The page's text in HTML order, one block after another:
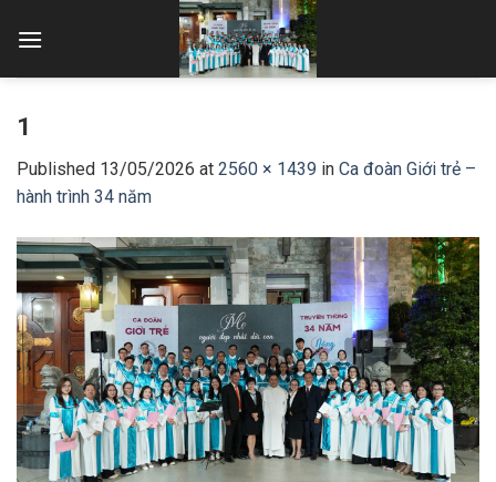
1
Published 13/05/2026 at 2560 × 1439 in Ca đoàn Giới trẻ –
hành trình 34 năm